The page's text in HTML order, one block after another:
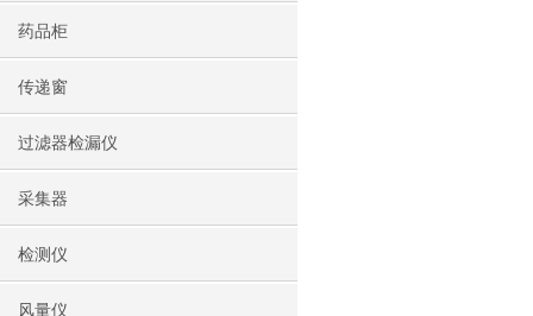
药品柜
传递窗
过滤器检漏仪
采集器
检测仪
风量仪